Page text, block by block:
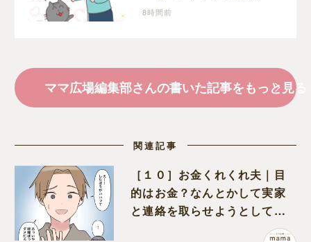
ん坊になる猫のギャップ
8時間前
ママ広場編集部さんの書いた記事をもっと見る
関連記事
［１０］お金くれくれ夫｜目
的はお金？なんとかして実家
と連絡を取らせようとしてく